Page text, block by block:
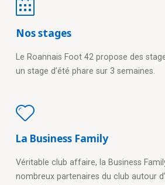
Nos stages
Le Roannais Foot 42 propose des
un stage d’été phare sur 3 semaines.
La Business Family
Véritable club affaire, la Business
nombreux partenaires du club autour